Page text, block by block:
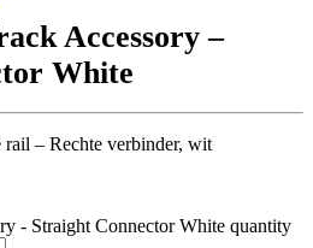
Accessory –
White
– Rechte verbinder, wit
- Straight Connector White quantity